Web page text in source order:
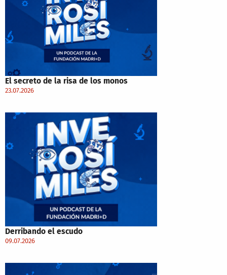
El secreto de la risa de los monos
23.07.2026
Derribando el escudo
09.07.2026